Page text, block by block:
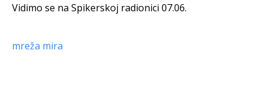
Vidimo se na Spikerskoj radionici 07.06.
mreža mira